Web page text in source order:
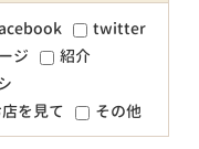
twitter
ジ
紹介
を見て その他